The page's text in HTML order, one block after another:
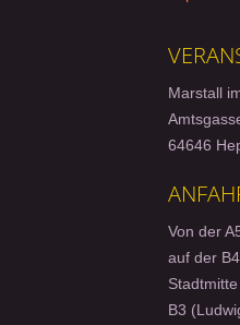
Marstall
64646
Von der
auf der
B3